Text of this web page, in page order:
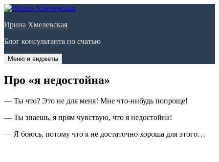
Перейти
содержимому
Ирина Хмелевская
Блог консультанта по счатью
Меню и виджеты
Про «я недостойна»
— Ты что? Это не для меня! Мне что-нибудь попроще!
— Ты знаешь, я прям чувствую, что я недостойна!
— Я боюсь, потому что я не достаточно хороша для этого…